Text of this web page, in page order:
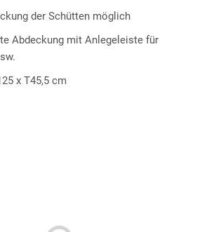
der Schütten möglich
Abdeckung mit Anlegeleiste für
x T45,5 cm